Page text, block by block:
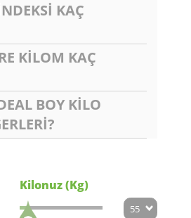
KAÇ
KİLOM KAÇ
BOY KİLO
Kilonuz (Kg)